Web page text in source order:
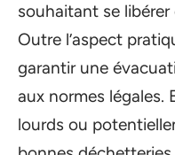
souhaitant se
Outre l’aspect
garantir une
aux normes légales.
lourds ou